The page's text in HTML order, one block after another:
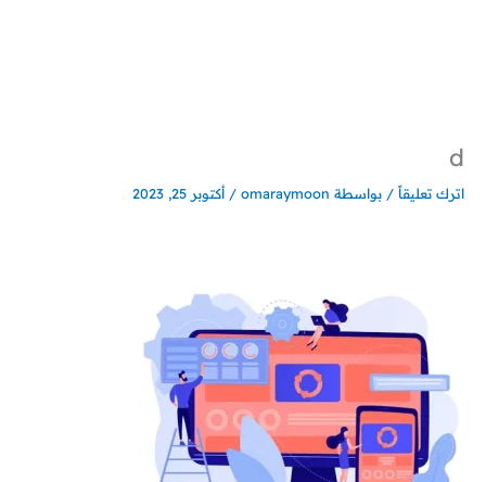
d
اترك تعليقاً / بواسطة omaraymoon
/ أكتوبر 25, 2023